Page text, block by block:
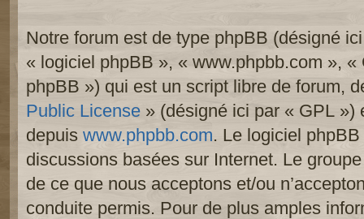
Notre forum est de type phpBB (désigné
« logiciel phpBB », « www.phpbb.com »,
phpBB ») qui est un script libre de forum,
Public License » (désigné ici par « GPL »)
depuis www.phpbb.com. Le logiciel
discussions basées sur Internet. Le
de ce que nous acceptons et/ou
conduite permis. Pour de plus amples